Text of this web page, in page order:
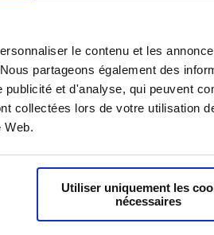
le contenu et les
partageons également des
publicité et d'analyse, qui peuvent
collectées lors de votre utilisation
Web.
Utiliser uniquement les
nécessaires
du